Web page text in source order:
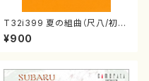
T32i399 夏の組曲（尺八/初代
山川園松/楽譜）都山流公刊楽譜
曲番:2104
¥900